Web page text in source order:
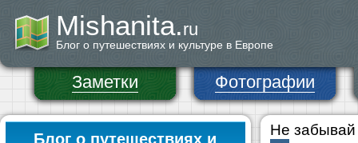
Mishanita.ru
Блог о путешествиях и культуре в Европе
Заметки Фотографии
Блог о путешествиях и
Не забывай